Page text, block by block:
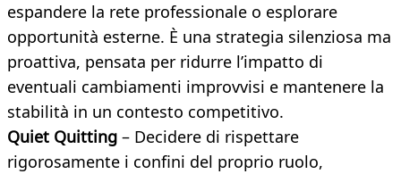
espandere la rete professionale o esplorare
opportunità esterne. È una strategia silenziosa ma
proattiva, pensata per ridurre l’impatto di
eventuali cambiamenti improvvisi e mantenere la
stabilità in un contesto competitivo.
Quiet Quitting – Decidere di rispettare
rigorosamente i confini del proprio ruolo,